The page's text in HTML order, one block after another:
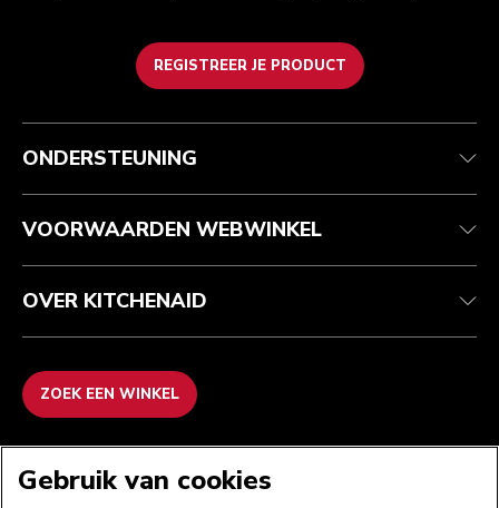
REGISTREER JE PRODUCT
Health check
Je bestelling volgen
Garantie en documenten
Veelgestelde vragen
Algemene voorwaarden
Retournering en terugbetaling
Imprint
ODR
Het merk
Zoek een winkel
ONDERSTEUNING
VOORWAARDEN WEBWINKEL
OVER KITCHENAID
ZOEK EEN WINKEL
Gebruik van cookies